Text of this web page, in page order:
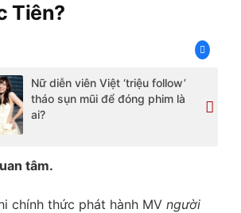
Tiên?
Nữ diễn viên Việt ‘triệu follow’
tháo sụn mũi để đóng phim là
ai?
tâm.
chính thức phát hành MV người